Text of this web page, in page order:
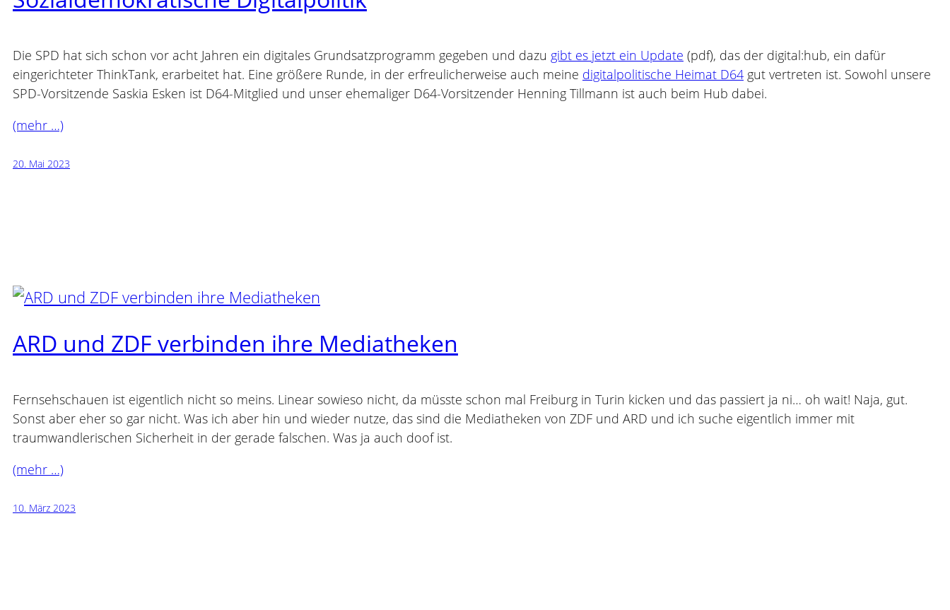
Die SPD hat sich schon vor acht Jahren ein digitales Grundsatzprogramm gegeben und dazu gibt es jetzt ein Update (pdf), das der digital:hub, ein dafür
eingerichteter ThinkTank, erarbeitet hat. Eine größere Runde, in der erfreulicherweise auch meine digitalpolitische Heimat D64 gut vertreten ist. Sowohl unsere
SPD-Vorsitzende Saskia Esken ist D64-Mitglied und unser ehemaliger D64-Vorsitzender Henning Tillmann ist auch beim Hub dabei.
(mehr …)
20. Mai 2023
ARD und ZDF verbinden ihre Mediatheken
Fernsehschauen ist eigentlich nicht so meins. Linear sowieso nicht, da müsste schon mal Freiburg in Turin kicken und das passiert ja ni… oh wait! Naja, gut.
Sonst aber eher so gar nicht. Was ich aber hin und wieder nutze, das sind die Mediatheken von ZDF und ARD und ich suche eigentlich immer mit
traumwandlerischen Sicherheit in der gerade falschen. Was ja auch doof ist.
(mehr …)
10. März 2023